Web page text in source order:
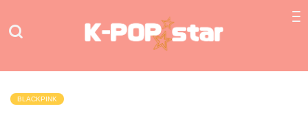
BLACKPINK